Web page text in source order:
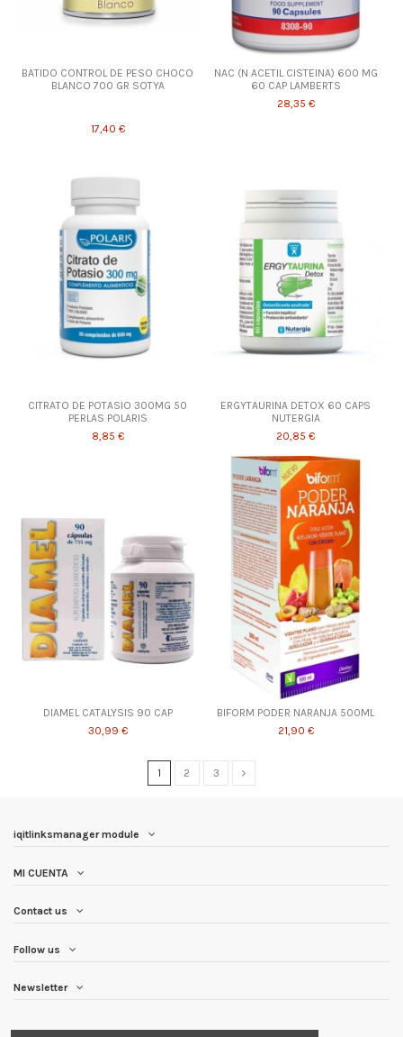
BATIDO CONTROL DE PESO CHOCO
BLANCO 700 GR SOTYA
17,40 €
NAC (N ACETIL CISTEINA) 600 MG
60 CAP LAMBERTS
28,35 €
CITRATO DE POTASIO 300MG 50
PERLAS POLARIS
8,85 €
ERGYTAURINA DETOX 60 CAPS
NUTERGIA
20,85 €
DIAMEL CATALYSIS 90 CAP
30,99 €
BIFORM PODER NARANJA 500ML
21,90 €
1 2 3
iqitlinksmanager module
MI CUENTA
Contact us
Follow us
Newsletter